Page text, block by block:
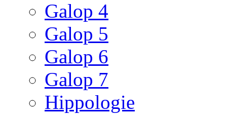
Galop 4
Galop 5
Galop 6
Galop 7
Hippologie